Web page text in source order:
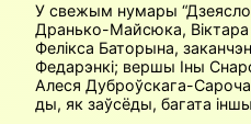
У свежым нумары
Дранько-Майсюка, Віктара
Фелікса Баторына,
Федарэнкі; вершы Іны
Алеся Дуброўскага-
ды, як заўсёды, багата